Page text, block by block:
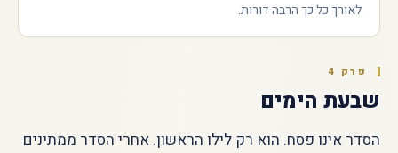
לאורך כל כך הרבה דורות.
פרק 4
שבעת הימים
הסדר אינו פסח. הוא רק לילו הראשון. אחרי הסדר ממתינים